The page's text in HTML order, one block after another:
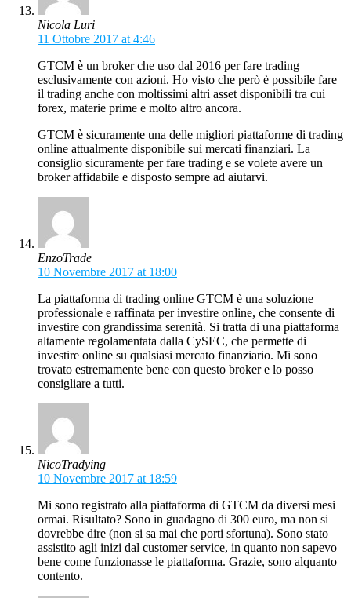
Nicola Luri
11 Ottobre 2017 at 4:46
GTCM è un broker che uso dal 2016 per fare trading
esclusivamente con azioni. Ho visto che però è possibile fare
il trading anche con moltissimi altri asset disponibili tra cui
forex, materie prime e molto altro ancora.
GTCM è sicuramente una delle migliori piattaforme di trading
online attualmente disponibile sui mercati finanziari. La
consiglio sicuramente per fare trading e se volete avere un
broker affidabile e disposto sempre ad aiutarvi.
EnzoTrade
10 Novembre 2017 at 18:00
La piattaforma di trading online GTCM è una soluzione
professionale e raffinata per investire online, che consente di
investire con grandissima serenità. Si tratta di una piattaforma
altamente regolamentata dalla CySEC, che permette di
investire online su qualsiasi mercato finanziario. Mi sono
trovato estremamente bene con questo broker e lo posso
consigliare a tutti.
NicoTradying
10 Novembre 2017 at 18:59
Mi sono registrato alla piattaforma di GTCM da diversi mesi
ormai. Risultato? Sono in guadagno di 300 euro, ma non si
dovrebbe dire (non si sa mai che porti sfortuna). Sono stato
assistito agli inizi dal customer service, in quanto non sapevo
bene come funzionasse le piattaforma. Grazie, sono alquanto
contento.